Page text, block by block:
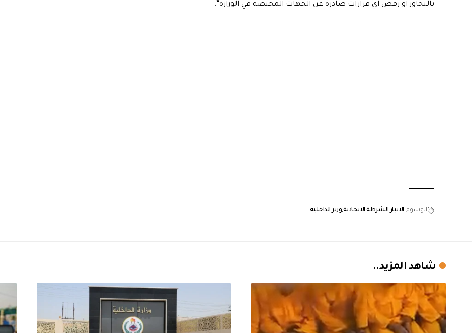
بالتجاوز او رفض اي قرارات صادرة عن الجهات المختصة في الوزارة”.
الوسوم الانبارالشرطة الاتحادية وزير الداخلية
شاهد المزيد..